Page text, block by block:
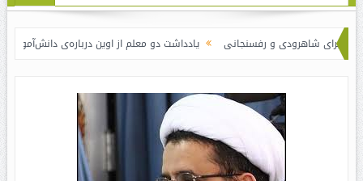
و رفسنجانی یادداشت دو معلم از اوین درباره‌ی دانش‌آموزانی که سوختند